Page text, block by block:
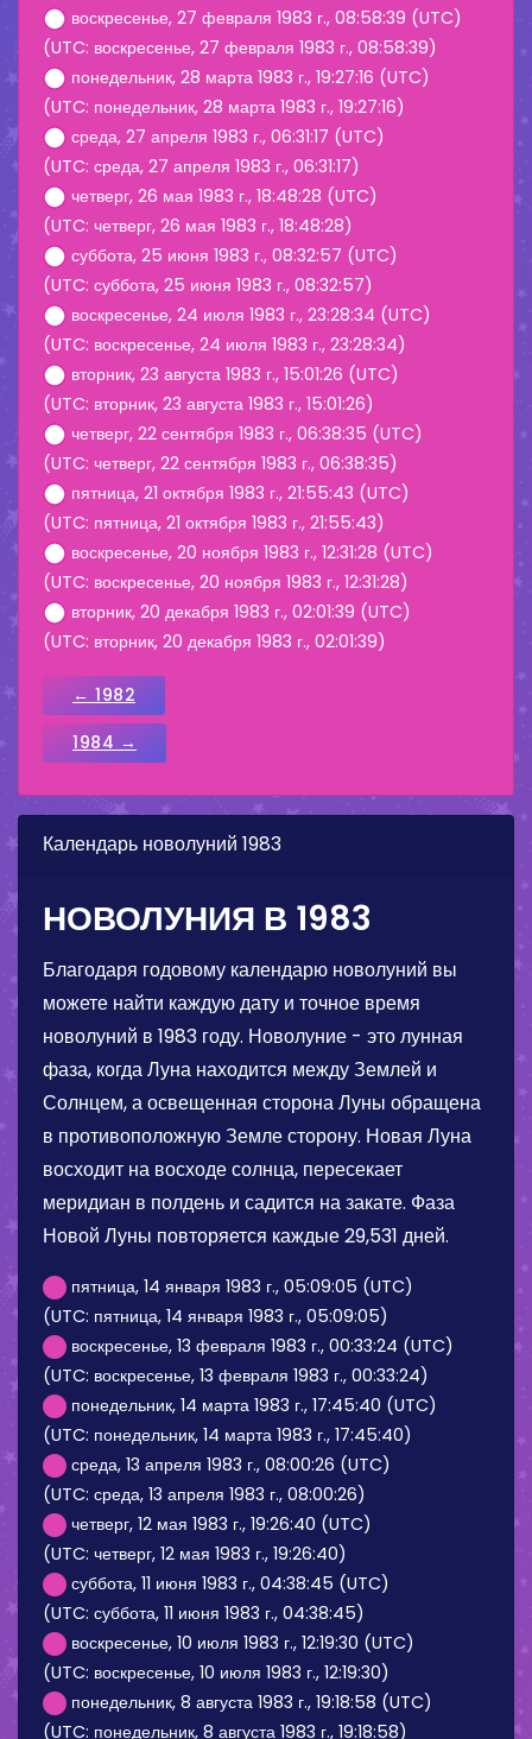
воскресенье, 27 февраля 1983 г., 08:58:39 (UTC)
(UTC: воскресенье, 27 февраля 1983 г., 08:58:39)
понедельник, 28 марта 1983 г., 19:27:16 (UTC)
(UTC: понедельник, 28 марта 1983 г., 19:27:16)
среда, 27 апреля 1983 г., 06:31:17 (UTC)
(UTC: среда, 27 апреля 1983 г., 06:31:17)
четверг, 26 мая 1983 г., 18:48:28 (UTC)
(UTC: четверг, 26 мая 1983 г., 18:48:28)
суббота, 25 июня 1983 г., 08:32:57 (UTC)
(UTC: суббота, 25 июня 1983 г., 08:32:57)
воскресенье, 24 июля 1983 г., 23:28:34 (UTC)
(UTC: воскресенье, 24 июля 1983 г., 23:28:34)
вторник, 23 августа 1983 г., 15:01:26 (UTC)
(UTC: вторник, 23 августа 1983 г., 15:01:26)
четверг, 22 сентября 1983 г., 06:38:35 (UTC)
(UTC: четверг, 22 сентября 1983 г., 06:38:35)
пятница, 21 октября 1983 г., 21:55:43 (UTC)
(UTC: пятница, 21 октября 1983 г., 21:55:43)
воскресенье, 20 ноября 1983 г., 12:31:28 (UTC)
(UTC: воскресенье, 20 ноября 1983 г., 12:31:28)
вторник, 20 декабря 1983 г., 02:01:39 (UTC)
(UTC: вторник, 20 декабря 1983 г., 02:01:39)
← 1982
1984 →
Календарь новолуний 1983
НОВОЛУНИЯ В 1983
Благодаря годовому календарю новолуний вы
можете найти каждую дату и точное время
новолуний в 1983 году. Новолуние - это лунная
фаза, когда Луна находится между Землей и
Солнцем, а освещенная сторона Луны обращена
в противоположную Земле сторону. Новая Луна
восходит на восходе солнца, пересекает
меридиан в полдень и садится на закате. Фаза
Новой Луны повторяется каждые 29,531 дней.
пятница, 14 января 1983 г., 05:09:05 (UTC)
(UTC: пятница, 14 января 1983 г., 05:09:05)
воскресенье, 13 февраля 1983 г., 00:33:24 (UTC)
(UTC: воскресенье, 13 февраля 1983 г., 00:33:24)
понедельник, 14 марта 1983 г., 17:45:40 (UTC)
(UTC: понедельник, 14 марта 1983 г., 17:45:40)
среда, 13 апреля 1983 г., 08:00:26 (UTC)
(UTC: среда, 13 апреля 1983 г., 08:00:26)
четверг, 12 мая 1983 г., 19:26:40 (UTC)
(UTC: четверг, 12 мая 1983 г., 19:26:40)
суббота, 11 июня 1983 г., 04:38:45 (UTC)
(UTC: суббота, 11 июня 1983 г., 04:38:45)
воскресенье, 10 июля 1983 г., 12:19:30 (UTC)
(UTC: воскресенье, 10 июля 1983 г., 12:19:30)
понедельник, 8 августа 1983 г., 19:18:58 (UTC)
(UTC: понедельник, 8 августа 1983 г., 19:18:58)